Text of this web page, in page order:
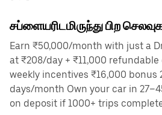
சப்ளையரிடமிருந்து பிற
Earn ₹50,000/month with just a
at ₹208/day + ₹11,000
weekly incentives ₹16,000 bonus
days/month Own your car in
on deposit if 1000+ trips